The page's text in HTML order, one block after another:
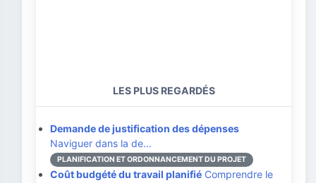
LES PLUS REGARDÉS
Demande de justification des dépenses
Naviguer dans la de…
PLANIFICATION ET ORDONNANCEMENT DU PROJET
Coût budgété du travail planifié Comprendre le